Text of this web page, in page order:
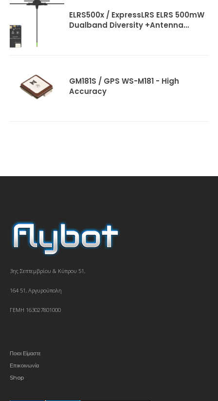
ELRS500x / ExpressLRS ELRS 500mW
Dualband Diversity +Antenna
GM181S / GPS WS-M181 - High
Accuracy
3ης Σεπτεμβρίου & Κύπρου 51,
164 51, Αργυρούπολη
ΓΕΜΗ 163027801000
Ποιοι Είμαστε
Επικοινωνία
Shop